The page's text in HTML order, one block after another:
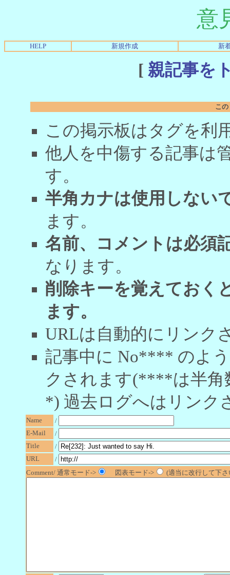
意
HELP 新規作成 新
[ 親記事を
こ
この掲示板はタグを利
他人を中傷する記事は
す。
半角カナは使用しない
ます。
名前、コメントは必須
なります。
削除キーを覚えておく
ます。
URLは自動的にリンク
記事中に No**** のよ
クされます(****は半角
*) 過去ログへはリンク
Name
/
E-Mail
/
Title
/
URL
/
Comment/ 通常モード->
図表モード-> (適当に改行して下